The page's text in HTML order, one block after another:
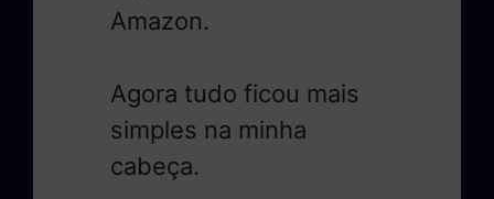
Amazon.
Agora tudo ficou mais
simples na minha
cabeça.